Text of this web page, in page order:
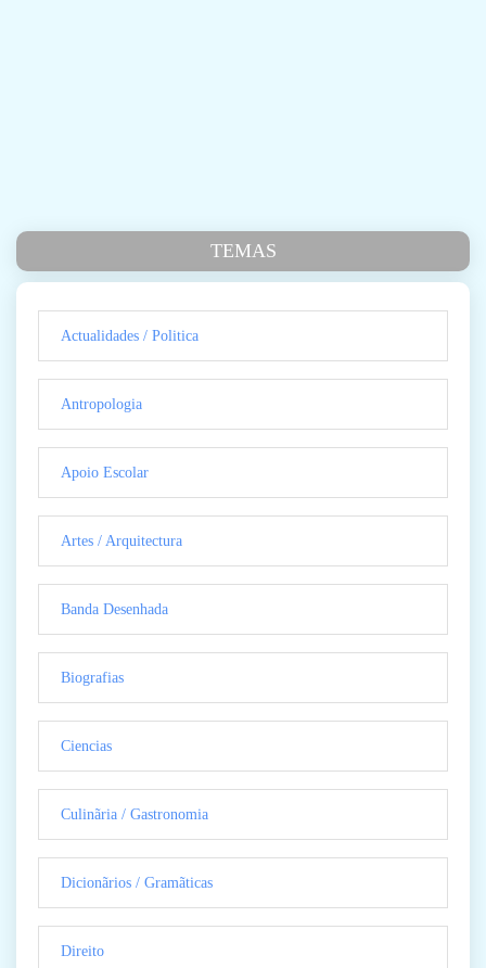
TEMAS
Actualidades / Politica
Antropologia
Apoio Escolar
Artes / Arquitectura
Banda Desenhada
Biografias
Ciencias
Culinãria / Gastronomia
Dicionãrios / Gramãticas
Direito